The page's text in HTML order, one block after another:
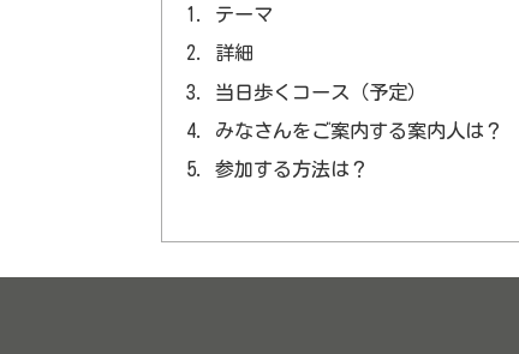
テーマ
詳細
当日歩くコース（予定）
みなさんをご案内する案内人は？
参加する方法は？